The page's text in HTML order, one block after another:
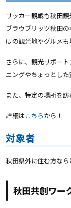
サッカー観戦も秋田
ブラウブリッツ秋田
はの観光地やグルメも
さらに、観光サポー
ニングやちょっとし
また、特定の場所を
詳細はこちらから！
対象者
秋田県外に住む方な
秋田共創ワー